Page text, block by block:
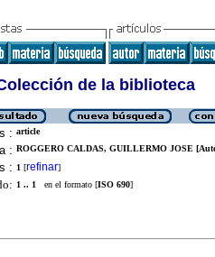
de la biblioteca
: article
: ROGGERO CALDAS, GUILLERMO JOSE
: 1 [refinar]
1 .. 1 en el formato [ISO 690]